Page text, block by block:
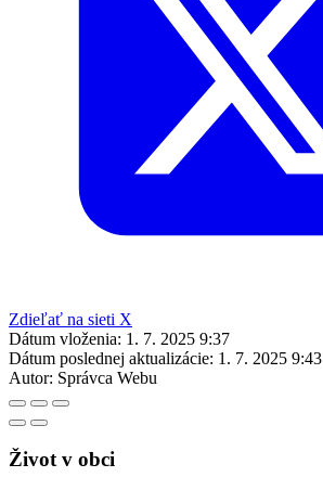
Zdieľať na sieti X
Dátum vloženia: 1. 7. 2025 9:37
Dátum poslednej aktualizácie: 1. 7. 2025 9:43
Autor: Správca Webu
Život v obci